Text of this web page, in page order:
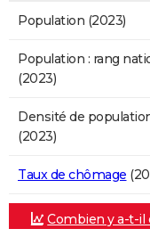
Population (2023)
Population : rang
(2023)
Densité de
(2023)
Taux de chômage
Combien y a-t-il